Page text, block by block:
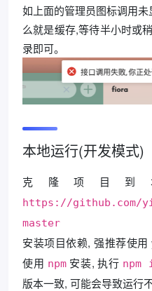
如上面的管理员图标调用
么就是缓存,等待半小时或
录即可。
本地运行(开发模式)
克隆项目
https://
master
安装项目依赖, 强推荐使
使用 npm安装, 执行 npm
版本一致, 可能会导致运行